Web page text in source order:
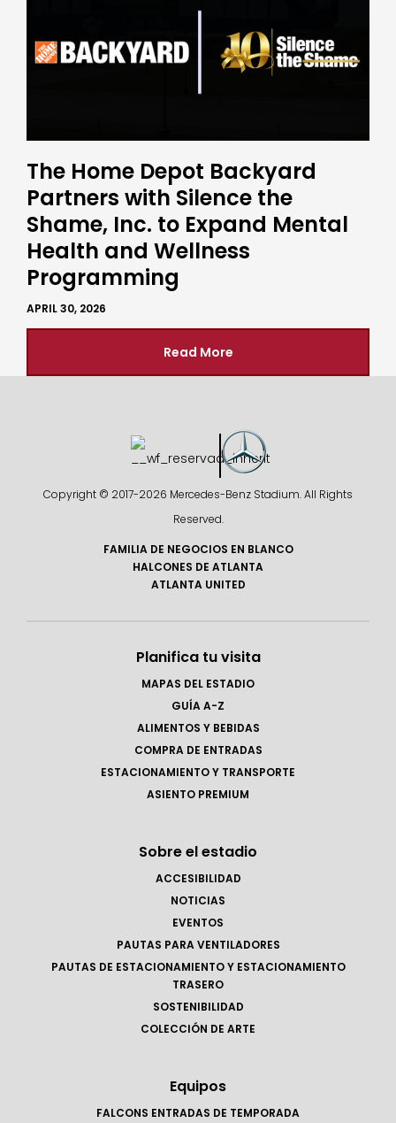
The Home Depot Backyard
Partners with Silence the
Shame, Inc. to Expand Mental
Health and Wellness
Programming
APRIL 30, 2026
Read More
Copyright © 2017-2026 Mercedes-Benz Stadium. All Rights
Reserved.
FAMILIA DE NEGOCIOS EN BLANCO
HALCONES DE ATLANTA
ATLANTA UNITED
Planifica tu visita
MAPAS DEL ESTADIO
GUÍA A-Z
ALIMENTOS Y BEBIDAS
COMPRA DE ENTRADAS
ESTACIONAMIENTO Y TRANSPORTE
ASIENTO PREMIUM
Sobre el estadio
ACCESIBILIDAD
NOTICIAS
EVENTOS
PAUTAS PARA VENTILADORES
PAUTAS DE ESTACIONAMIENTO Y ESTACIONAMIENTO
TRASERO
SOSTENIBILIDAD
COLECCIÓN DE ARTE
Equipos
FALCONS ENTRADAS DE TEMPORADA